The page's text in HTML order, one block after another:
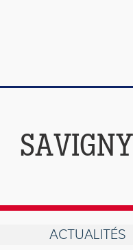
ACTUALITÉS